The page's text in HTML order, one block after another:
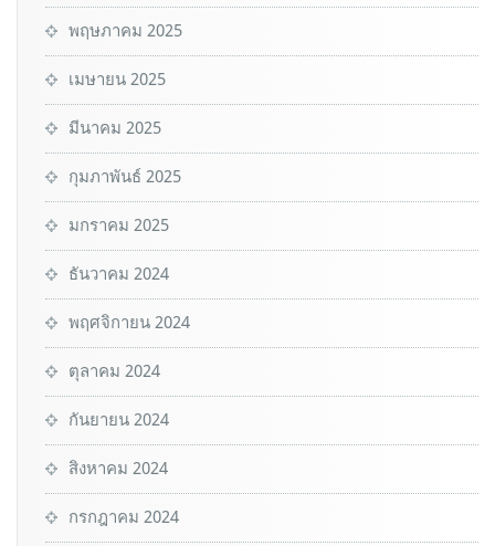
พฤษภาคม 2025
เมษายน 2025
มีนาคม 2025
กุมภาพันธ์ 2025
มกราคม 2025
ธันวาคม 2024
พฤศจิกายน 2024
ตุลาคม 2024
กันยายน 2024
สิงหาคม 2024
กรกฎาคม 2024